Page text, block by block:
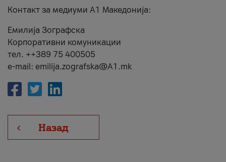
Контакт за медиуми А1 Македонија:
Емилија Зографска
Корпоративни комуникации
тел. ++389 75 400505
e-mail: emilija.zografska@A1.mk
Назад